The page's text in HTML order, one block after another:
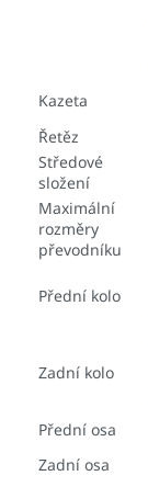
Kazeta
Řetěz
Středové
složení
Maximální
rozměry
převodníku
Přední kolo
Zadní kolo
Přední osa
Zadní osa